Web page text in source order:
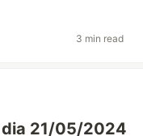
3 min read
dia 21/05/2024